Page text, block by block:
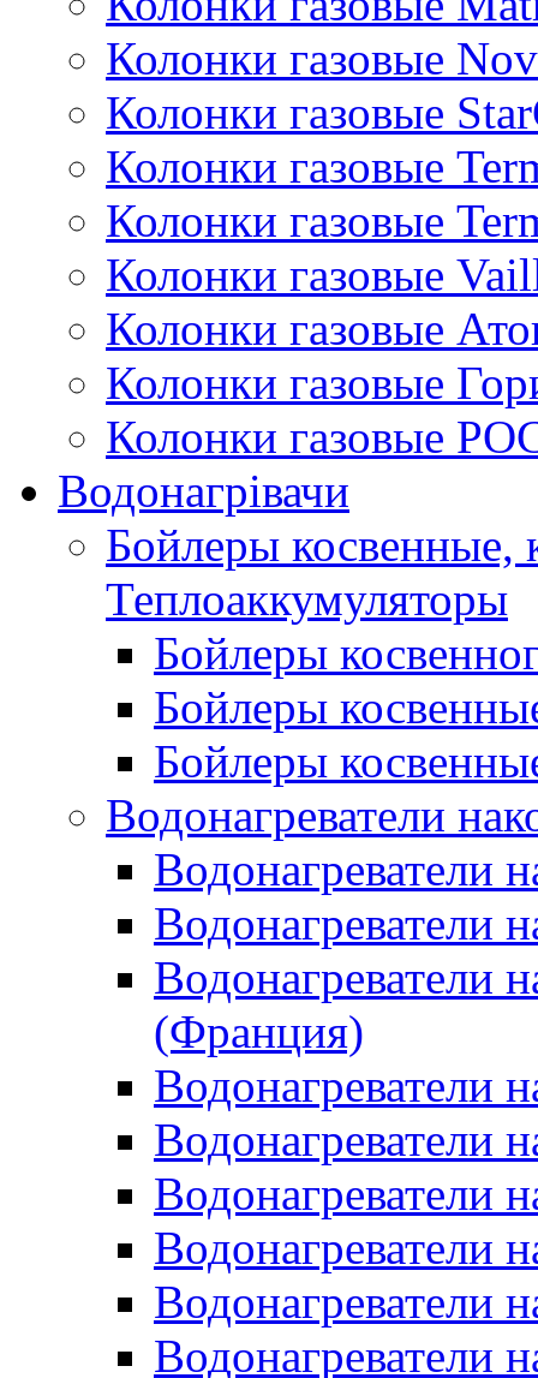
Колонки газовые
Колонки газовые
Колонки газовые
Колонки газовые
Колонки газовые
Колонки газовые
Колонки газовые
Колонки газовые
Водонагрівачи
Бойлеры косвенные,
Теплоаккумуляторы
Бойлеры
Бойлеры
Бойлеры
Водонагреватели
Водонагреватели
Водонагреватели
Водонагреватели
(Франция)
Водонагреватели
Водонагреватели
Водонагреватели
Водонагреватели
Водонагреватели
Водонагреватели